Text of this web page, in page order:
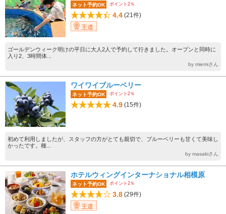
ネット予約OK ポイント2％
4.4 (21件)
王道
ゴールデンウィーク明けの平日に大人2人で予約して行きました。オープンと同時に
入り2、3時間体...
by miemiさん
ワイワイブルーベリー
ネット予約OK ポイント2％
4.9 (15件)
初めて利用しましたが、スタッフの方がとても親切で、ブルーベリーも甘くて美味し
かったです。種...
by masakiさん
ホテルウィングインターナショナル相模原
ネット予約OK ポイント2％
3.8 (29件)
王道